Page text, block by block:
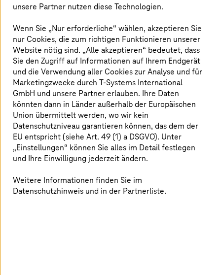
Mit der AWS-basierten Lösung wird unser
Threat Management-Prozess viel effizienter.
Darüber hinaus können wir den TMA
mittelfristig in ein Marktangebot umwandeln.
Die Herausforderung
unsere Partner nutzen diese Technologien.
Wenn Sie „Nur erforderliche“ wählen, akzeptieren Sie
nur Cookies, die zum richtigen Funktionieren unserer
Website nötig sind. „Alle akzeptieren“ bedeutet, dass
Sie den Zugriff auf Informationen auf Ihrem Endgerät
und die Verwendung aller Cookies zur Analyse und für
Marketingzwecke durchT-Systems International
GmbH und unsere Partner erlauben. Ihre Daten
könnten dann in Länder außerhalb der Europäischen
Union übermittelt werden, wo wir kein
Datenschutzniveau garantieren können, das dem der
EU entspricht (siehe Art. 49 (1) a DSGVO). Unter
„Einstellungen“ können Sie alles im Detail festlegen
und Ihre Einwilligung jederzeit ändern.
Weitere Informationen finden Sie im
Datenschutzhinweis und in der Partnerliste.